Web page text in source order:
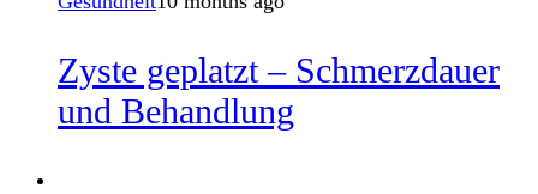
Zyste geplatzt – Schmerzdauer
und Behandlung